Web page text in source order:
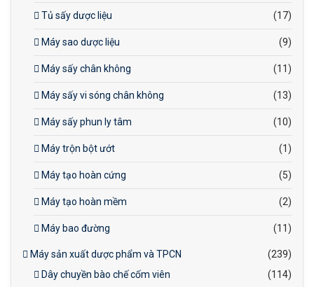
Tủ sấy dược liệu (17)
Máy sao dược liệu (9)
Máy sấy chân không (11)
Máy sấy vi sóng chân không (13)
Máy sấy phun ly tâm (10)
Máy trộn bột ướt (1)
Máy tạo hoàn cứng (5)
Máy tạo hoàn mềm (2)
Máy bao đường (11)
Máy sản xuất dược phẩm và TPCN
(239)
Dây chuyền bào chế cốm viên
(114)